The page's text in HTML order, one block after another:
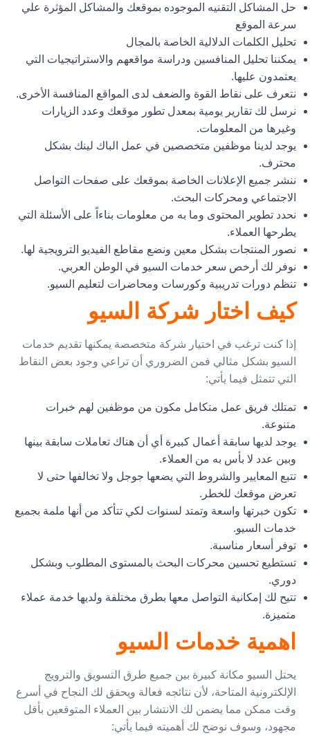
حل المشاكل التقنيه الموجوده بموقعك والمشاكل المؤثرة علي
سرعة الموقع
تحليل الكلمات الدلالية الخاصة بالمجال
يمكننا تحليل المنافسين ودراسة مواقعهم والاستراتيجيات التي
يعتمدون عليها.
نتعرف على نقاط القوة والضعف لدى المواقع المنافسة الأخرى.
نرسل لك تقارير يومية بمعدل تطور موقعك وعدد الزيارات
وغيرها من المعلومات.
يوجد لدينا موظفين متخصصين في عمل الباك لينك بشكل
محترف.
ننشر جميع الإعلانات الخاصة بموقعك على صفحات التواصل
الاجتماعي ومحركات البحث.
نحدد تطوير المحتوى وما به من معلومات بناءاً على الأسئلة التي
يطرحها العملاء.
نصور المنتجات بشكل معين ونضع مقاطع الفيديو الترويجية لها.
نوفر لك أرخص سعر خدمات السيو في الوطن العربي.
تنظم دورات تدريبية وكورسات ومحاضرات لتعليم السيو.
كيف اختار شركة السيو
إذا كنت ترغب في اختيار شركة متخصصة يمكنها تقديم خدمات
السيو بشكل مثالي فمن الضروري أن تراعي وجود بعض النقاط
التي تتمثل فيما يأتي:
تمتلك فريق عمل متكامل مكون من موظفين لهم خبرات
متنوعة.
يوجد لديها سابقة أعمال كبيرة أي أن هناك تعاملات سابقة بينها
وبين عدد لا بأس به من العملاء.
تتبع المعايير والشروط التي يضعها جوجل ولا تخالفها حتى لا
تعرض موقعك للخطر.
تكون خبرتها واسعة وتمتد لسنوات لكي تتأكد من أنها ملمة بجميع
خدمات السيو.
توفر أسعار مناسبة.
تستطيع تحسين محركات البحث بالمستوى المطلوب وبشكل
دوري.
تتيح لك إمكانية التواصل معها بطرق مختلفة ولديها خدمة عملاء
متميزة.
اهمية خدمات السيو
يحتل السيو مكانة كبيرة بين جميع طرق التسويق والترويج
الإلكترونية المتاحة، لأن نتائجه فعالة ويحقق لك النجاح في أسرع
وقت ممكن مما يضمن لك الانتشار بين العملاء المتوقعين بأقل
مجهود، وسوف نوضح لك أهميته فيما يأتي: